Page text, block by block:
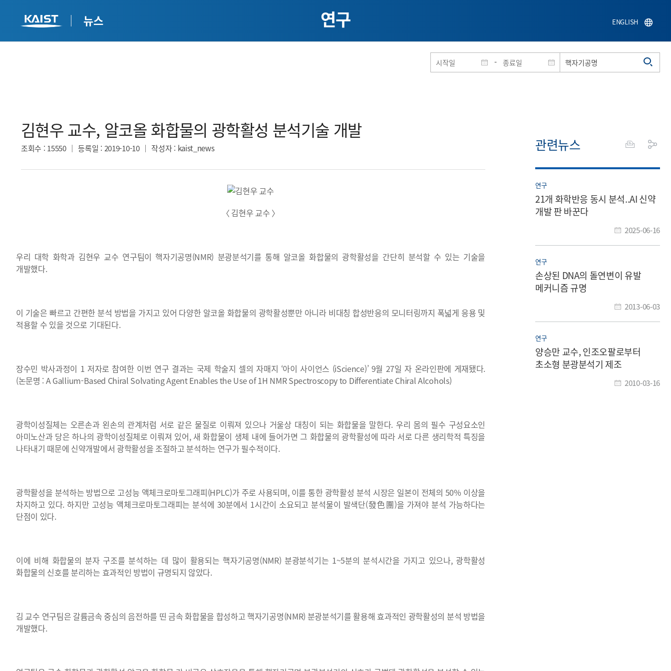
뉴스
홈페이지 통합검색
-
ENGLISH
연구
김현우 교수, 알코올 화합물의 광학활성 분석기술 개발​
조회수 : 15550 등록일 : 2019-10-10 작성자: kaist_news
〈 김현우 교수 〉
우리 대학 화학과 김현우 교수 연구팀이 핵자기공명(NMR) 분광분석기를 통해 알코올 화합물의 광학활성을 간단히 분석할 수 있는 기술을
개발했다.
이 기술은 빠르고 간편한 분석 방법을 가지고 있어 다양한 알코올 화합물의 광학활성뿐만 아니라 비대칭 합성반응의 모니터링까지 폭넓게 응용 및
적용할 수 있을 것으로 기대된다.
장수민 박사과정이 1 저자로 참여한 이번 연구 결과는 국제 학술지 셀의 자매지 ‘아이 사이언스 (iScience)’ 9월 27일 자 온라인판에 게재됐다.
(논문명 : A Gallium-Based Chiral Solvating Agent Enables the Use of 1H NMR Spectroscopy to Differentiate Chiral Alcohols)
광학이성질체는 오른손과 왼손의 관계처럼 서로 같은 물질로 이뤄져 있으나 거울상 대칭이 되는 화합물을 말한다. 우리 몸의 필수 구성요소인
아미노산과 당은 하나의 광학이성질체로 이뤄져 있어, 새 화합물이 생체 내에 들어가면 그 화합물의 광학활성에 따라 서로 다른 생리학적 특징을
나타내기 때문에 신약개발에서 광학활성을 조절하고 분석하는 연구가 필수적이다.
광학활성을 분석하는 방법으로 고성능 액체크로마토그래피(HPLC)가 주로 사용되며, 이를 통한 광학활성 분석 시장은 일본이 전체의 50% 이상을
차지하고 있다. 하지만 고성능 액체크로마토그래피는 분석에 30분에서 1시간이 소요되고 분석물이 발색단(發色團)을 가져야 분석 가능하다는
단점이 있다.
이에 비해 화합물의 분자 구조를 분석하는 데 많이 활용되는 핵자기공명(NMR) 분광분석기는 1~5분의 분석시간을 가지고 있으나, 광학활성
화합물의 신호를 분리하는 효과적인 방법이 규명되지 않았다.
김 교수 연구팀은 갈륨금속 중심의 음전하를 띤 금속 화합물을 합성하고 핵자기공명(NMR) 분광분석기를 활용해 효과적인 광학활성의 분석 방법을
개발했다.
관련뉴스
연구
21개 화학반응 동시 분석..AI 신약
개발 판 바꾼다
2025-06-16
연구
손상된 DNA의 돌연변이 유발
메커니즘 규명
2013-06-03
연구
양승만 교수, 인조오팔로부터
초소형 분광분석기 제조
2010-03-16